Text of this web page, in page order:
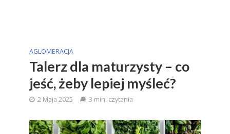
AGLOMERACJA
Talerz dla maturzysty – co
jeść, żeby lepiej myśleć?
2 Maja 2025 3 min. czytania